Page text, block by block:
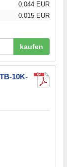
0.044 EUR
0.015 EUR
kaufen
10K-